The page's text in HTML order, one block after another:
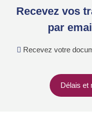
Recevez vos
par
Recevez votre
Délais et